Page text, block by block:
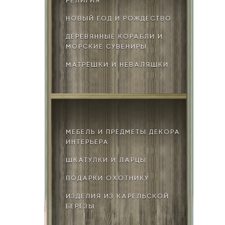
НОВЫЙ ГОД И РОЖДЕСТВО
ДЕРЕВЯННЫЕ КОРАБЛИ И
МОРСКИЕ СУВЕНИРЫ
МАТРЁШКИ И НЕВАЛЯШКИ
МЕБЕЛЬ И ПРЕДМЕТЫ ДЕКОРА
ИНТЕРЬЕРА
ШКАТУЛКИ И ЛАРЦЫ
ПОДАРКИ ОХОТНИКУ
ИЗДЕЛИЯ ИЗ КАРЕЛЬСКОЙ
БЕРЕЗЫ